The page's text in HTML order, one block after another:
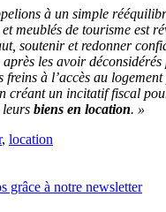
à un simple
et meublés de tourisme est
soutenir et redonner
les avoir déconsidérés
freins à l’accès au
créant un incitatif fiscal
leurs biens en location. »
, location
grâce à notre newsletter